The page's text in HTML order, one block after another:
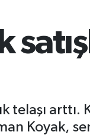
arttı.
Koyak,